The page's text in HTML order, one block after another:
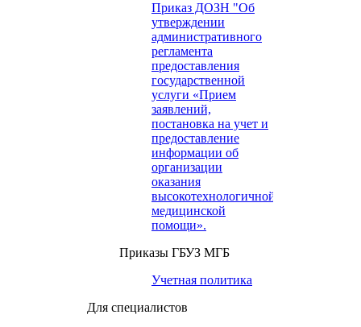
Приказ ДОЗН "Об
утверждении
административного
регламента
предоставления
государственной
услуги «Прием
заявлений,
постановка на учет и
предоставление
информации об
организации
оказания
высокотехнологичной
медицинской
помощи».
Приказы ГБУЗ МГБ
Учетная политика
Для специалистов